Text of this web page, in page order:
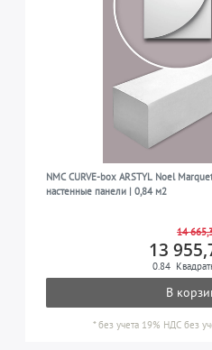
NMC CURVE-box ARSTYL Noel
настенные панели | 0,84 м2
14
13
0.84
В
*без учета 19% НДС без